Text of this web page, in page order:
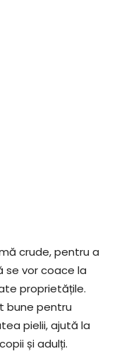
crude, pentru a
se vor coace la
proprietățile.
bune pentru
pielii, ajută la
și adulți.